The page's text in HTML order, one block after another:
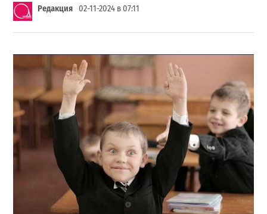
Редакция 02-11-2024 в 07:11